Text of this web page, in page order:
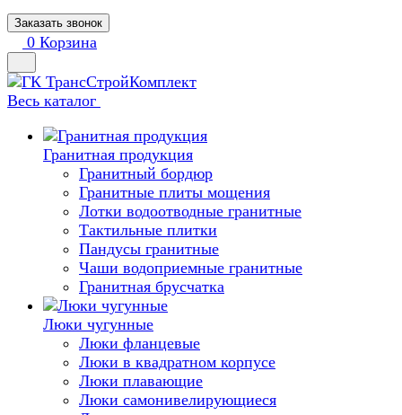
Заказать звонок
0 Корзина
Весь каталог
Гранитная продукция
Гранитный бордюр
Гранитные плиты мощения
Лотки водоотводные гранитные
Тактильные плитки
Пандусы гранитные
Чаши водоприемные гранитные
Гранитная брусчатка
Люки чугунные
Люки фланцевые
Люки в квадратном корпусе
Люки плавающие
Люки самонивелирующиеся